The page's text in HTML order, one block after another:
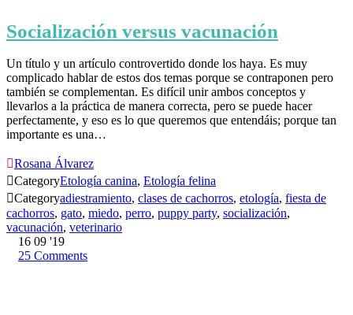
Socialización versus vacunación
Un título y un artículo controvertido donde los haya. Es muy
complicado hablar de estos dos temas porque se contraponen pero
también se complementan. Es difícil unir ambos conceptos y
llevarlos a la práctica de manera correcta, pero se puede hacer
perfectamente, y eso es lo que queremos que entendáis; porque tan
importante es una…
Rosana Álvarez
CategoryEtología canina, Etología felina
Categoryadiestramiento, clases de cachorros, etología, fiesta de
cachorros, gato, miedo, perro, puppy party, socialización,
vacunación, veterinario
16 09 '19
25 Comments